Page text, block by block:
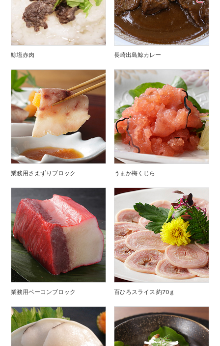
鯨塩赤肉 長崎出島鯨カレー
業務用さえずりブロック うまか梅くじら
業務用ベーコンブロック 百ひろスライス 約70ｇ